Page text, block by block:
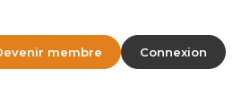
membre Connexion